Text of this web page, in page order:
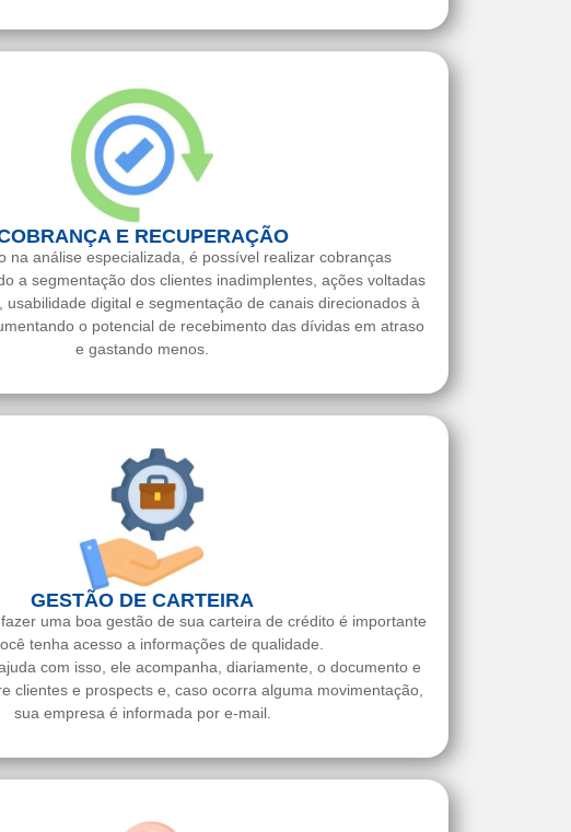
E RECUPERAÇÃO
na análise especializada, é possível realizar cobranças
a segmentação dos clientes inadimplentes, ações voltadas
usabilidade digital e segmentação de canais direcionados à
o potencial de recebimento das dívidas em atraso
e gastando menos.
GESTÃO DE CARTEIRA
uma boa gestão de sua carteira de crédito é importante
tenha acesso a informações de qualidade.
com isso, ele acompanha, diariamente, o documento e
clientes e prospects e, caso ocorra alguma movimentação,
sua empresa é informada por e-mail.